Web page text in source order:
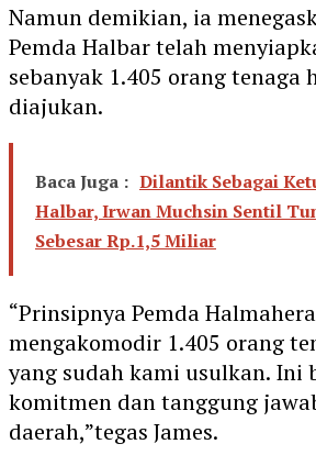
Namun demikian, ia
Pemda Halbar telah
sebanyak 1.405 orang tenaga
diajukan.
Baca Juga : Dilantik Sebagai
Halbar, Irwan Muchsin Sentil
Sebesar Rp.1,5 Miliar
“Prinsipnya Pemda
mengakomodir 1.405 orang
yang sudah kami usulkan. Ini
komitmen dan tanggung
daerah,”tegas James.